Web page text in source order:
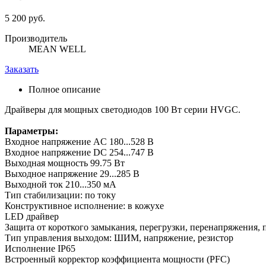
5 200 руб.
Производитель
MEAN WELL
Заказать
Полное описание
Драйверы для мощных светодиодов 100 Вт серии HVGC.
Параметры:
Входное напряжение AC 180...528 В
Входное напряжение DC 254...747 В
Выходная мощность 99.75 Вт
Выходное напряжение 29...285 В
Выходной ток 210...350 мА
Тип стабилизации: по току
Конструктивное исполнение: в кожухе
LED драйвер
Защита от короткого замыкания, перегрузки, перенапряжения,
Тип управления выходом: ШИМ, напряжение, резистор
Исполнение IP65
Встроенный корректор коэффициента мощности (PFC)